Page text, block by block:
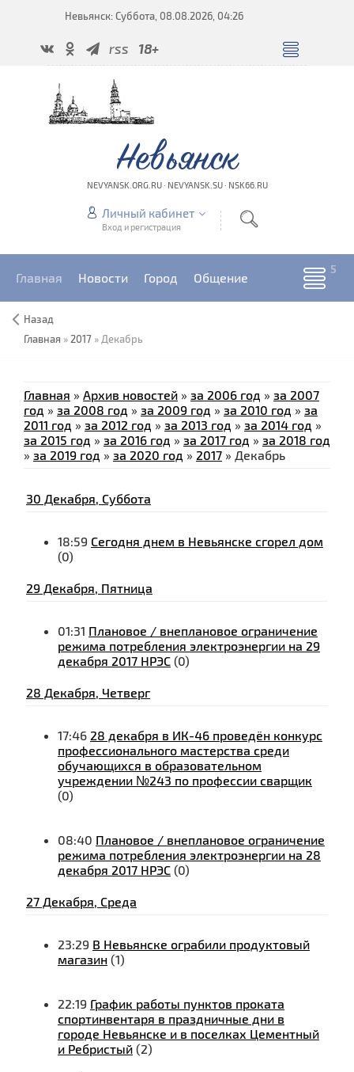
Невьянск: Суббота, 08.08.2026, 04:26
rss 18+
Невьянск
NEVYANSK.ORG.RU · NEVYANSK.SU · NSK66.RU
Личный кабинет
Вход и регистрация
Главная Новости Город Общение
Назад
Главная » 2017 » Декабрь
Главная » Архив новостей » за 2006 год » за 2007
год » за 2008 год » за 2009 год » за 2010 год » за
2011 год » за 2012 год » за 2013 год » за 2014 год »
за 2015 год » за 2016 год » за 2017 год » за 2018 год
» за 2019 год » за 2020 год » 2017 » Декабрь
30 Декабря, Суббота
18:59 Сегодня днем в Невьянске сгорел дом
(0)
29 Декабря, Пятница
01:31 Плановое / внеплановое ограничение
режима потребления электроэнергии на 29
декабря 2017 НРЭС (0)
28 Декабря, Четверг
17:46 28 декабря в ИК-46 проведён конкурс
профессионального мастерства среди
обучающихся в образовательном
учреждении №243 по профессии сварщик
(0)
08:40 Плановое / внеплановое ограничение
режима потребления электроэнергии на 28
декабря 2017 НРЭС (0)
27 Декабря, Среда
23:29 В Невьянске ограбили продуктовый
магазин (1)
22:19 График работы пунктов проката
спортинвентаря в праздничные дни в
городе Невьянске и в поселках Цементный
и Ребристый (2)